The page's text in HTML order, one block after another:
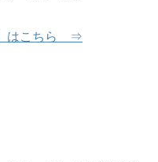
）はこちら ⇒